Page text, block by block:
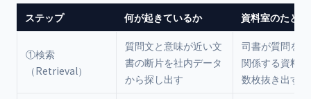
ステップ 何が起きているか 資料室のたとえ
①検索
（Retrieval）
質問文と意味が近い文
書の断片を社内データ
から探し出す
司書が質問を
関係する資料
数枚抜き出す